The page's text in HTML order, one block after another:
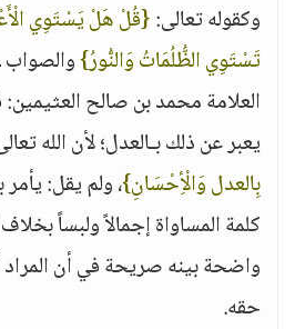
وكقوله تعالى:{قُلْ هَلْ يَسْتَوِي
تَسْتَوِي الظُّلُمَاتُ وَالنُّورُ}والصواب
العلامة محمد بن صالح
يعبر عن ذلك بـالعدل؛ لأن الله
بِالعدل وَالْأِحْسَانِ}، ولم يقل: يأمر
كلمة المساواة إجمالاً ولبساً
واضحة بينه صريحة في أن
حقه.